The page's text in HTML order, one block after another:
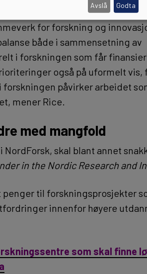
for forskning og
både i sammensetning av
i forskningen som får
også på uformelt vis,
påvirker arbeidet
mener Rice.
med mangfold
skal blant annet
in the Nordic Research and
til forskningsprosjekter
innenfor høyere
som skal finne
Avslå Godta